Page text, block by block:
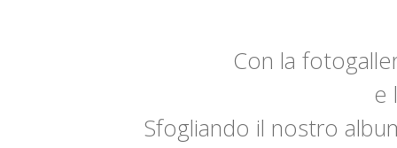
Con la
e
Sfogliando il nostro